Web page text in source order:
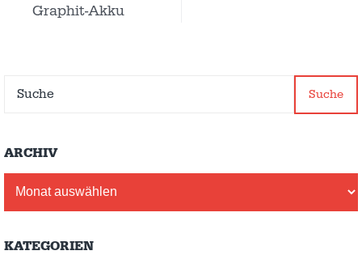
Graphit-Akku
Suche
ARCHIV
KATEGORIEN